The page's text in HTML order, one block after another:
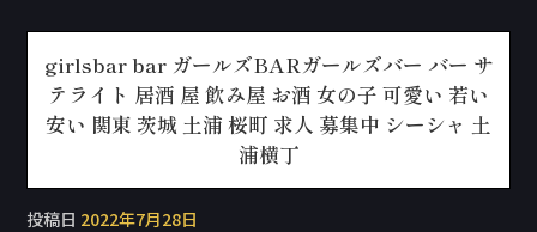
girlsbar bar ガールズBARガールズバー バー サ
テライト 居酒 屋 飲み屋 お酒 女の子 可愛い 若い
安い 関東 茨城 土浦 桜町 求人 募集中 シーシャ 土
浦横丁
投稿日 2022年7月28日